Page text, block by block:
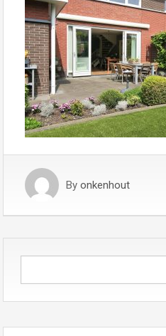
By onkenhout